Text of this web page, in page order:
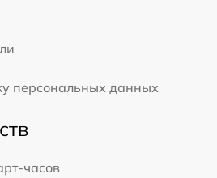
персональных данных
часов